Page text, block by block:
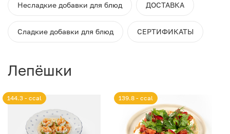
Несладкие добавки для блюд ДОСТАВКА
Сладкие добавки для блюд СЕРТИФИКАТЫ
Лепёшки
144.3 - ccal 139.8 - ccal